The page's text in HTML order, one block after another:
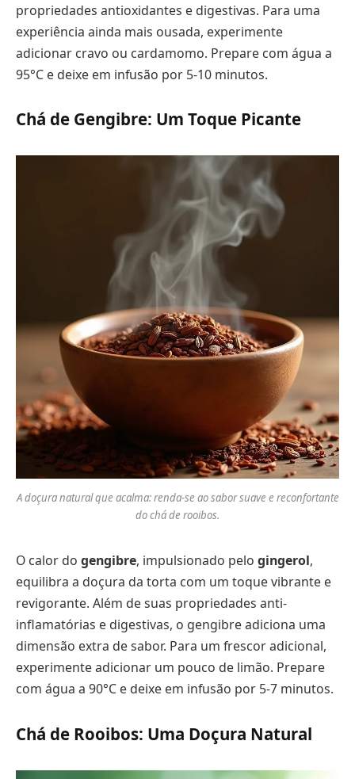
propriedades antioxidantes e digestivas. Para uma
experiência ainda mais ousada, experimente
adicionar cravo ou cardamomo. Prepare com água a
95°C e deixe em infusão por 5-10 minutos.
Chá de Gengibre: Um Toque Picante
A doçura natural que acalma: renda-se ao sabor suave e reconfortante
do chá de rooibos.
O calor do gengibre, impulsionado pelo gingerol,
equilibra a doçura da torta com um toque vibrante e
revigorante. Além de suas propriedades anti-
inflamatórias e digestivas, o gengibre adiciona uma
dimensão extra de sabor. Para um frescor adicional,
experimente adicionar um pouco de limão. Prepare
com água a 90°C e deixe em infusão por 5-7 minutos.
Chá de Rooibos: Uma Doçura Natural